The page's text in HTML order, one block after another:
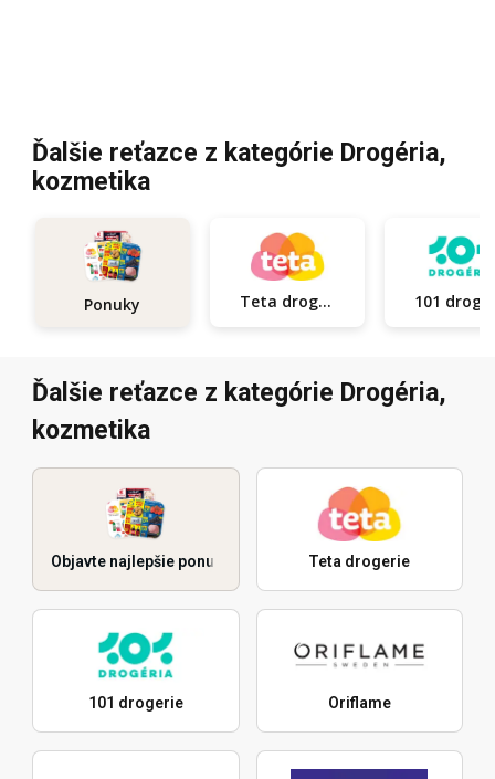
Ďalšie reťazce z kategórie Drogéria,
kozmetika
Ponuky Teta drogerie
Ďalšie reťazce z kategórie Drogéria,
kozmetika
Objavte najlepšie ponuky Teta drogerie
101 drogerie Oriflame